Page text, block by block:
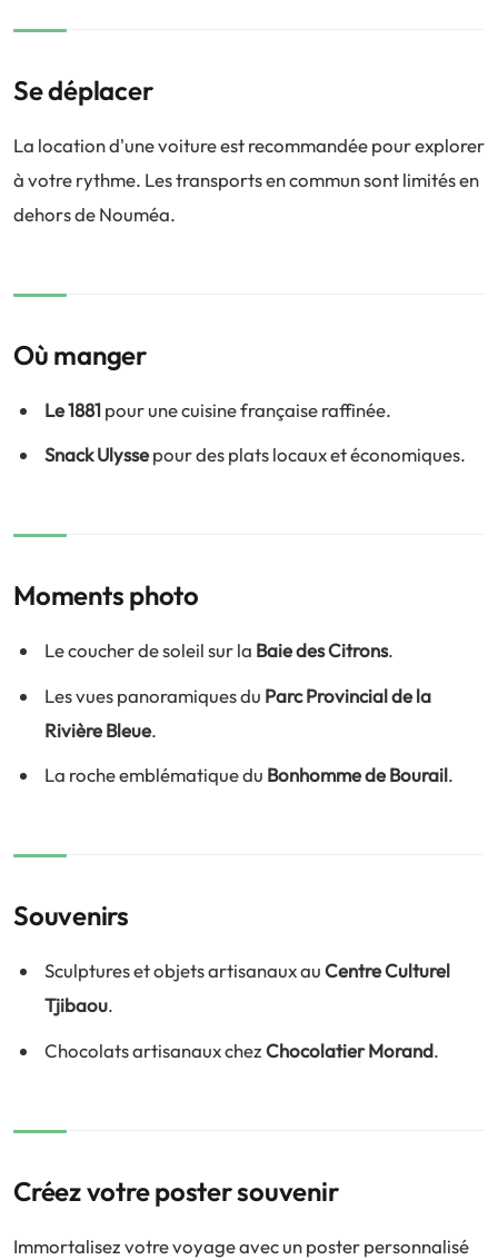
Se déplacer
La location d'une voiture est recommandée pour explorer
à votre rythme. Les transports en commun sont limités en
dehors de Nouméa.
Où manger
Le 1881pour une cuisine française raffinée.
Snack Ulyssepour des plats locaux et économiques.
Moments photo
Le coucher de soleil sur la Baie des Citrons.
Les vues panoramiques du Parc Provincial de la
Rivière Bleue.
La roche emblématique du Bonhomme de Bourail.
Souvenirs
Sculptures et objets artisanaux auCentre Culturel
Tjibaou.
Chocolats artisanaux chezChocolatier Morand.
Créez votre poster souvenir
Immortalisez votre voyage avec un poster personnalisé